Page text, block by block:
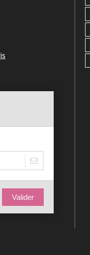
Valider